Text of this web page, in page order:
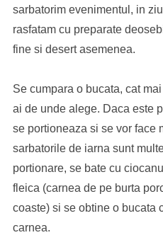
sarbatorim evenimentul, in
rasfatam cu preparate
fine si desert asemenea.
Se cumpara o bucata, cat
ai de unde alege. Daca este
se portioneaza si se vor face
sarbatorile de iarna sunt
portionare, se bate cu
fleica (carnea de pe burta
coaste) si se obtine o bucata
carnea.